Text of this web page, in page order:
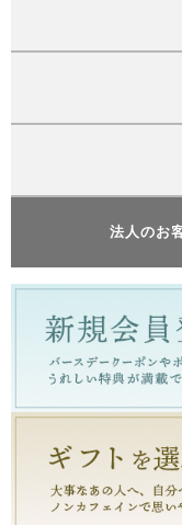
法人のお